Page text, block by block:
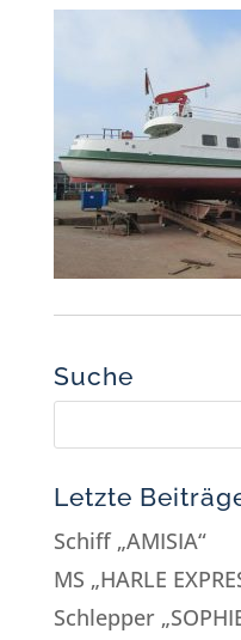
Suche
Letzte
Schiff „AMISIA“
MS „HARLE
Schlepper